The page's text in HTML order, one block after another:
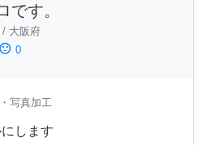
です。
/ 大阪府
sentiment_dissatisfied 0
写真加工
します